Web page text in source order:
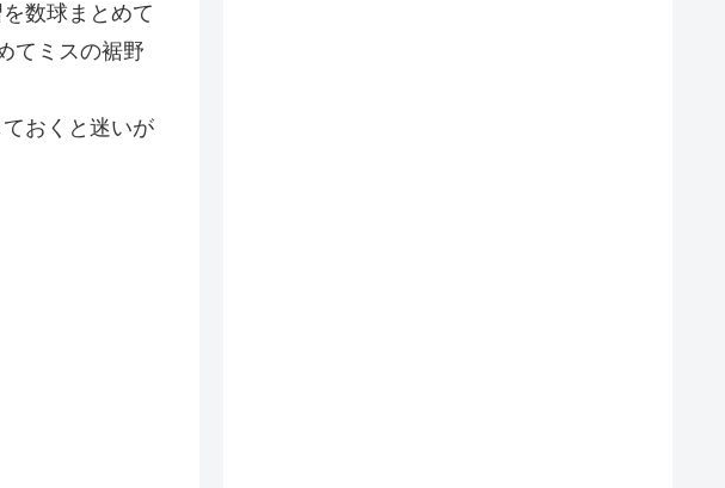
数球まとめて
てミスの裾野
おくと迷いが